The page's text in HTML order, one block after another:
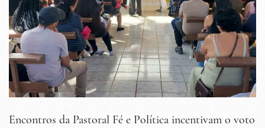
Encontros da Pastoral Fé e Política incentivam o voto